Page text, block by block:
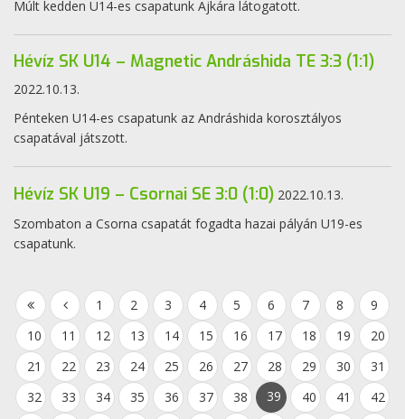
Múlt kedden U14-es csapatunk Ajkára látogatott.
Hévíz SK U14 – Magnetic Andráshida TE 3:3 (1:1)
2022.10.13.
Pénteken U14-es csapatunk az Andráshida korosztályos
csapatával játszott.
Hévíz SK U19 – Csornai SE 3:0 (1:0) 2022.10.13.
Szombaton a Csorna csapatát fogadta hazai pályán U19-es
csapatunk.
1 2 3 4 5 6 7 8
9
10
11 12 13 14 15 16 17 18 19
20
21
22 23 24 25 26 27 28 29 30
31
32
33 34 35 36 37 38 39 40 41
42